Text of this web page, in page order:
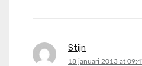
Stijn
says:
18 januari 2013 at